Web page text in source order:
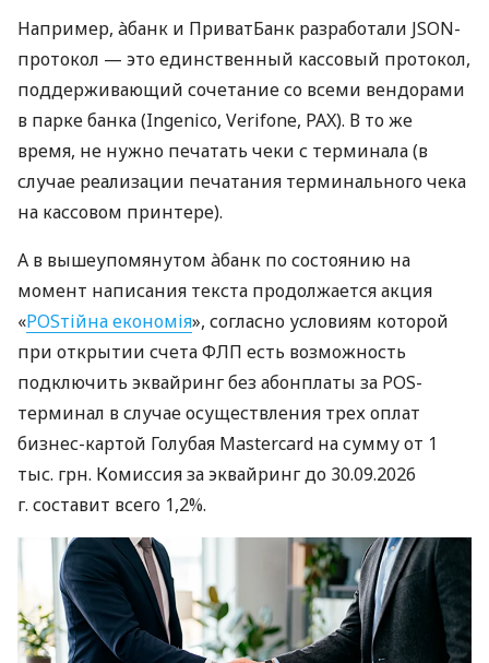
Например, àбанк и ПриватБанк разработали JSON-
протокол — это единственный кассовый протокол,
поддерживающий сочетание со всеми вендорами
в парке банка (Ingenico, Verifone, PAX). В то же
время, не нужно печатать чеки с терминала (в
случае реализации печатания терминального чека
на кассовом принтере).
А в вышеупомянутом àбанк по состоянию на
момент написания текста продолжается акция
«POSтійна економія», согласно условиям которой
при открытии счета ФЛП есть возможность
подключить эквайринг без абонплаты за POS-
терминал в случае осуществления трех оплат
бизнес-картой Голубая Mastercard на сумму от 1
тыс. грн. Комиссия за эквайринг до 30.09.2026
г. составит всего 1,2%.